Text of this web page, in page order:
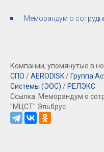
Меморандум о
Компании, упомянутые в
СПО /AERODISK /Группа
Системы (ЭОС) /РЕЛЭКС
Ссылка: Меморандум о
"МЦСТ" Эльбрус